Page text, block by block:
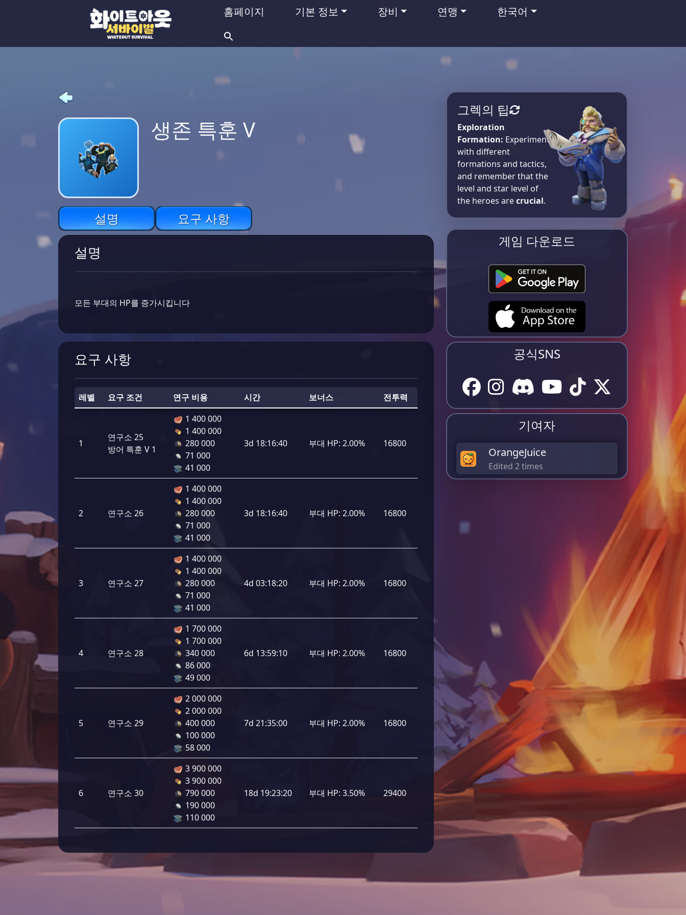
홈페이지 기본 정보 장비 연맹
한국어
색:
생존 특훈 V
설명 요구 사항
설명
모든 부대의 HP를 증가시킵니다
요구 사항
레벨 요구 조건 연구 비용 시간 보너스 전투력
1
연구소 25
방어 특훈 V 1
1 400 000
1 400 000
280 000
71 000
41 000
3d 18:16:40 부대 HP: 2.00% 16800
2 연구소 26
1 400 000
1 400 000
280 000
71 000
41 000
3d 18:16:40 부대 HP: 2.00% 16800
3 연구소 27
1 400 000
1 400 000
280 000
71 000
41 000
4d 03:18:20 부대 HP: 2.00% 16800
4 연구소 28
1 700 000
1 700 000
340 000
86 000
49 000
6d 13:59:10 부대 HP: 2.00% 16800
5 연구소 29
2 000 000
2 000 000
400 000
100 000
58 000
7d 21:35:00 부대 HP: 2.00% 16800
6 연구소 30
3 900 000
3 900 000
790 000
190 000
110 000
18d 19:23:20 부대 HP: 3.50% 29400
그렉의 팁
Exploration
Formation: Experiment
with different
formations and tactics,
and remember that the
level and star level of
the heroes arecrucial.
게임 다운로드
공식SNS
기여자
OrangeJuice
Edited 2 times